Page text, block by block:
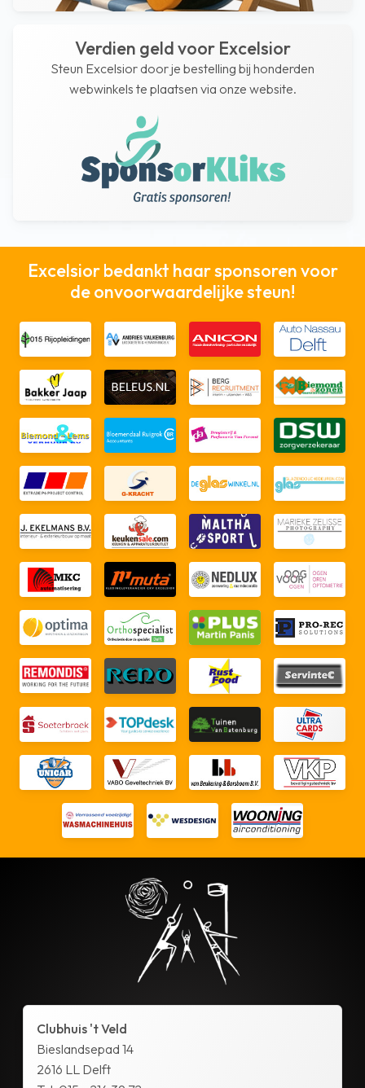
Verdien geld voor Excelsior
Steun Excelsior door je bestelling bij honderden
webwinkels te plaatsen via onze website.
Excelsior bedankt haar sponsoren voor
de onvoorwaardelijke steun!
Clubhuis 't Veld
Bieslandsepad 14
2616 LL Delft